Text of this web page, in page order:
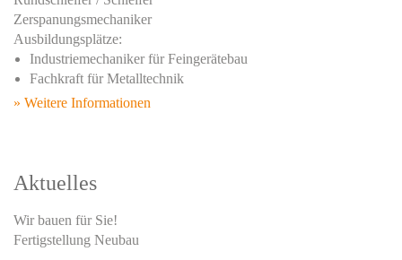
Zerspanungsmechaniker
Ausbildungsplätze:
Industriemechaniker für Feingerätebau
Fachkraft für Metalltechnik
» Weitere Informationen
Aktuelles
Wir bauen für Sie!
Fertigstellung Neubau